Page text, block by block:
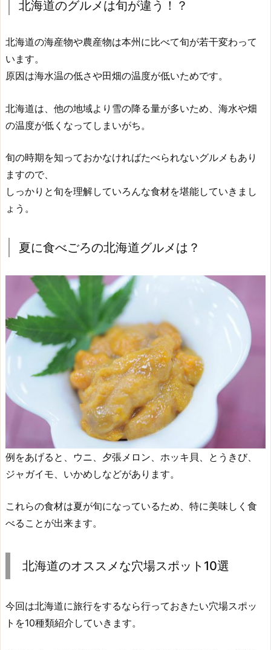
北海道のグルメは旬が違う！？
北海道の海産物や農産物は本州に比べて旬が若干変わって
います。
原因は海水温の低さや田畑の温度が低いためです。
北海道は、他の地域より雪の降る量が多いため、海水や畑
の温度が低くなってしまいがち。
旬の時期を知っておかなければたべられないグルメもあり
ますので、
しっかりと旬を理解していろんな食材を堪能していきまし
ょう。
夏に食べごろの北海道グルメは？
例をあげると、ウニ、夕張メロン、ホッキ貝、とうきび、
ジャガイモ、いかめしなどがあります。
これらの食材は夏が旬になっているため、特に美味しく食
べることが出来ます。
北海道のオススメな穴場スポット10選
今回は北海道に旅行をするなら行っておきたい穴場スポッ
トを10種類紹介していきます。